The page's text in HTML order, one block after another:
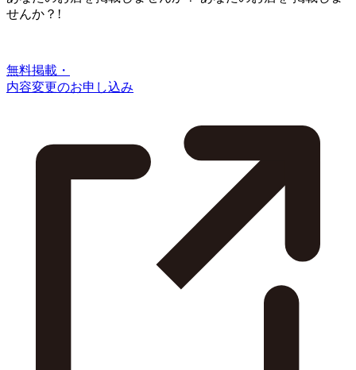
せんか？!
無料掲載・
内容変更のお申し込み